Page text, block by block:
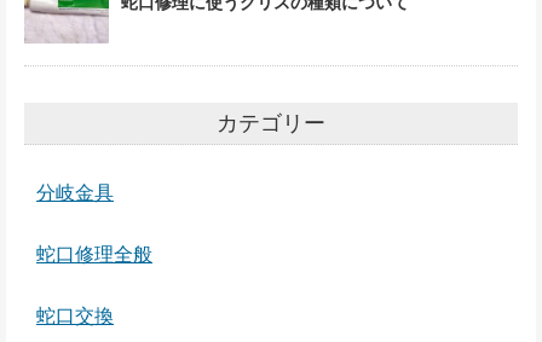
カテゴリー
分岐金具
蛇口修理全般
蛇口交換